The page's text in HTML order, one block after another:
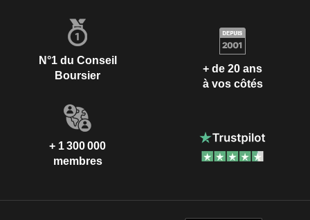
N°1 du Conseil
Boursier
+ de 20 ans
à vos côtés
+ 1 300 000
membres